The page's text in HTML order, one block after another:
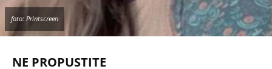
foto: Printscreen